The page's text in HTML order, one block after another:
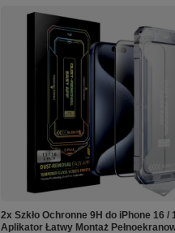
2x Szkło Ochronne 9H do iPhone 16 /
Aplikator Łatwy Montaż